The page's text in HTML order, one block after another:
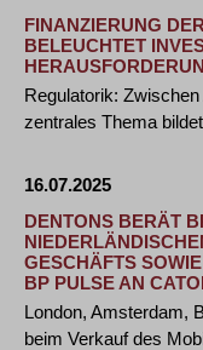
FINANZIERUNG
BELEUCHTET
Regulatorik:
zentrales Thema
16.07.2025
DENTONS BERÄT
GESCHÄFTS
BP PULSE AN
London, Amsterdam,
beim Verkauf des